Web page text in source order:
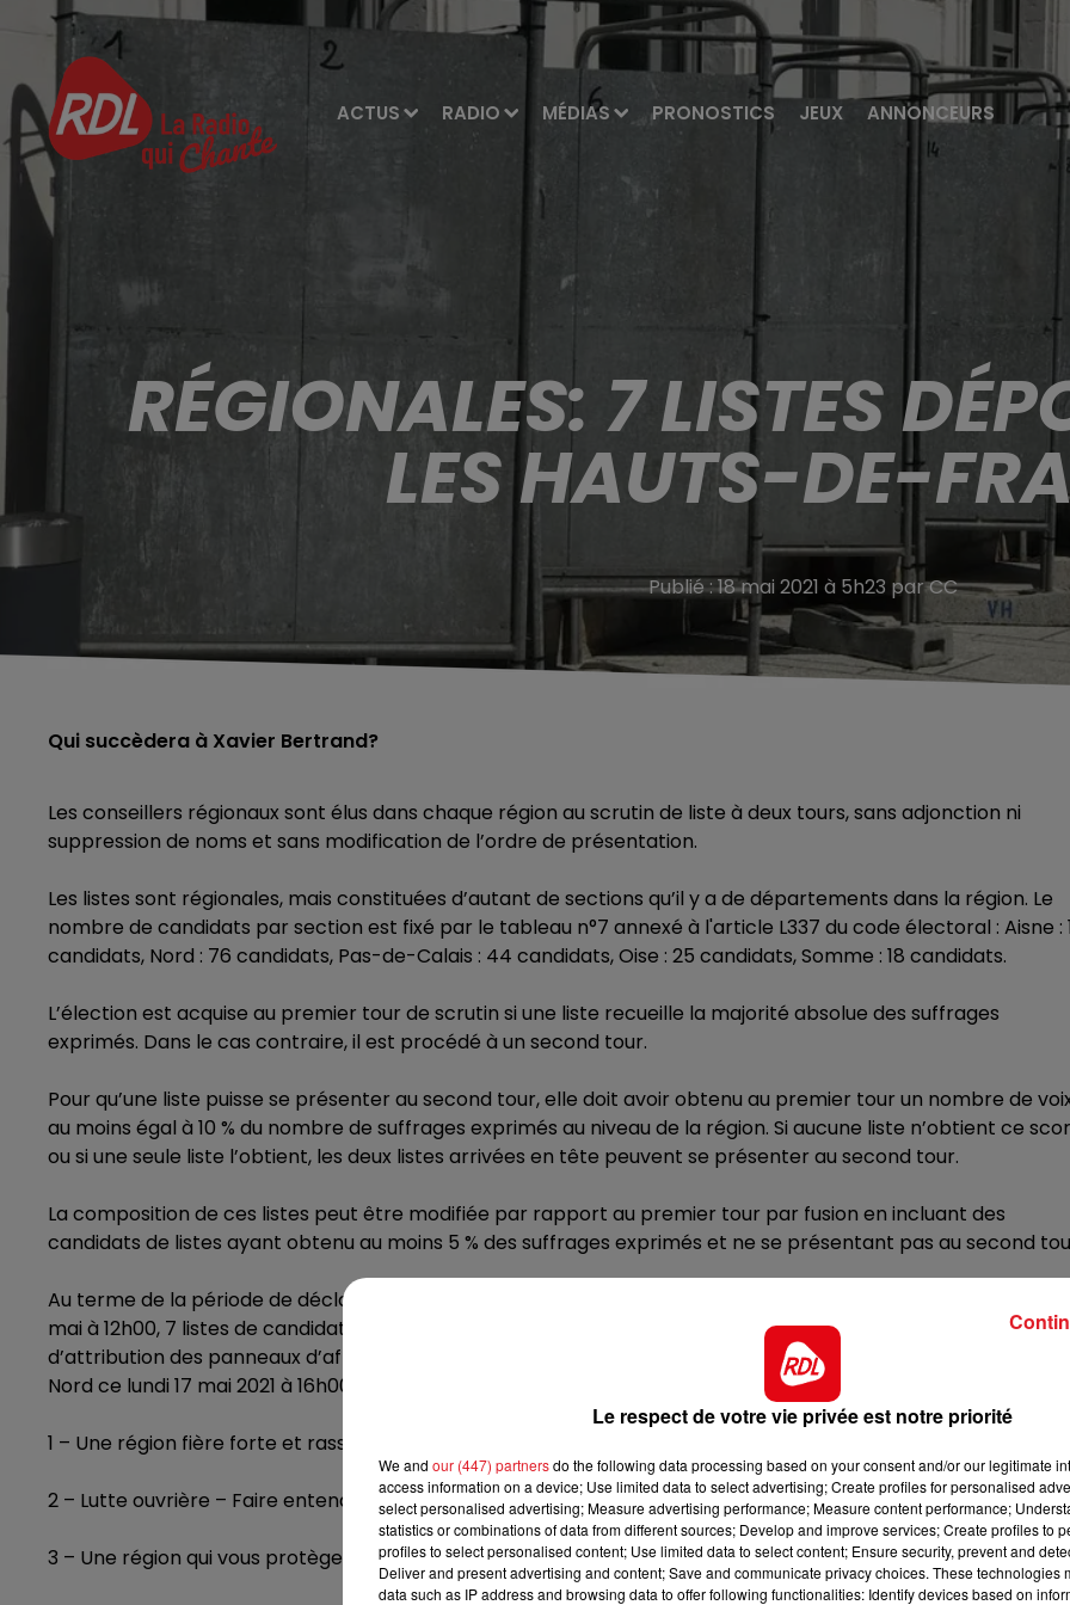
ACTUS RADIO MÉDIAS PRONOSTICS JEUX ANNONCEURS
7h00 - 10h00
RDL WEEK-END
10h00 - 12h00
RDL WEEKEND
RÉGIONALES: 7 LISTES
LES HAUTS-DE-
Publié : 18 mai 2021 à 5h23 par CC
Qui succèdera à Xavier Bertrand?
Les conseillers régionaux sont élus dans chaque région au scrutin de liste à deux tours, sans adjonction ni
suppression de noms et sans modification de l’ordre de présentation.
Les listes sont régionales, mais constituées d’autant de sections qu’il y a de départements dans la région. Le
nombre de candidats par section est fixé par le tableau n°7 annexé à l'article L337 du code électoral : Aisne :
candidats, Nord : 76 candidats, Pas-de-Calais : 44 candidats, Oise : 25 candidats, Somme : 18 candidats.
L’élection est acquise au premier tour de scrutin si une liste recueille la majorité absolue des suffrages
exprimés. Dans le cas contraire, il est procédé à un second tour.
Pour qu’une liste puisse se présenter au second tour, elle doit avoir obtenu au premier tour un nombre de
au moins égal à 10 % du nombre de suffrages exprimés au niveau de la région. Si aucune liste n’obtient ce
ou si une seule liste l’obtient, les deux listes arrivées en tête peuvent se présenter au second tour.
La composition de ces listes peut être modifiée par rapport au premier tour par fusion en incluant des
candidats de listes ayant obtenu au moins 5 % des suffrages exprimés et ne se présentant pas au second
Au terme de la période de déclaration des candidatures aux élections régionales, qui s’est clôturée ce lundi 17
mai à 12h00, 7 listes de candidats ont été enregistrées pour la région Hauts-de-France, ci-dessous dans
d’attribution des panneaux d’affichage, fixé conformément au tirage au sort qui s’est tenue en préfecture du
Nord ce lundi 17 mai 2021 à 16h00 :
1 – Une région fière forte et rassemblée – Tête de liste : José EVRARD
2 – Lutte ouvrière – Faire entendre le camp des travailleurs – Tête de liste : Eric PECQUEUR
3 – Une région qui vous protège avec Sébastien Chenu – Tête de liste : Sébastien CHENU
Le respect de votre vie privée est notre priorité
We and our (447) partnersdo the following data processing based on your consent and/or our legitimate
access information on a device; Use limited data to select advertising; Create profiles for personalised
select personalised advertising; Measure advertising performance; Measure content performance;
statistics or combinations of data from different sources; Develop and improve services; Create profiles to
profiles to select personalised content; Use limited data to select content; Ensure security, prevent and
Deliver and present advertising and content; Save and communicate privacy choices. These technologies
data such as IP address and browsing data to offer following functionalities: Identify devices based on